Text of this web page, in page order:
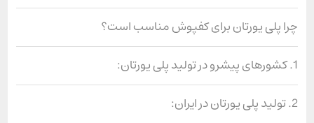
چرا پلی یورتان برای کفپوش مناسب است؟
1. کشورهای پیشرو در تولید پلی یورتان:
2. تولید پلی یورتان در ایران: